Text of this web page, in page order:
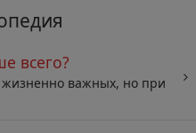
всего?
жизненно важных, но при